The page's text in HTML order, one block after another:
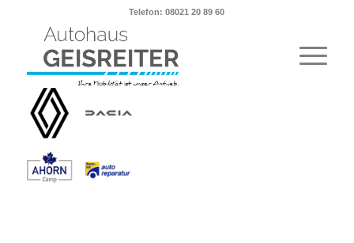
Telefon: 08021 20 89 60